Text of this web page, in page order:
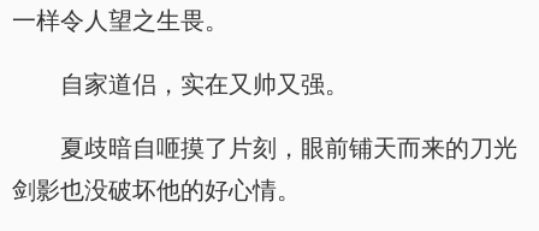
一样令人望之生畏。
自家道侣，实在又帅又强。
夏歧暗自咂摸了片刻，眼前铺天而来的刀光
剑影也没破坏他的好心情。